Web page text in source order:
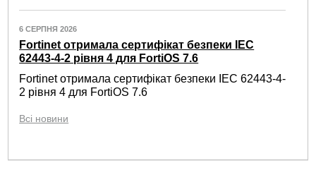
6 СЕРПНЯ 2026
Fortinet отримала сертифікат безпеки IEC
62443-4-2 рівня 4 для FortiOS 7.6
Fortinet отримала сертифікат безпеки IEC 62443-4-
2 рівня 4 для FortiOS 7.6
Всі новини